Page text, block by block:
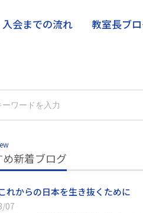
入会までの流れ 教室長ブ
め新着ブログ
れからの日本を生き抜くために
07